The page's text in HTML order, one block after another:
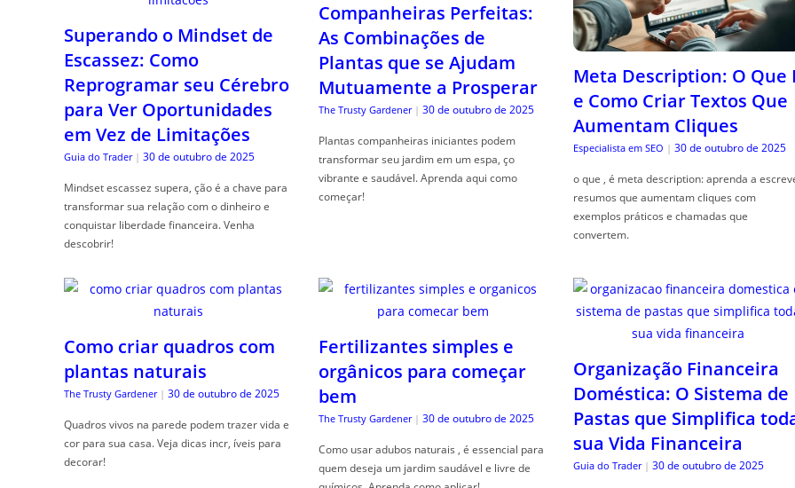
Superando o Mindset de
Escassez: Como
Reprogramar seu Cérebro
para Ver Oportunidades
em Vez de Limitações
Guia do Trader | 30 de outubro de 2025
Mindset escassez supera, ção é a chave para
transformar sua relação com o dinheiro e
conquistar liberdade financeira. Venha
descobrir!
Companheiras Perfeitas:
As Combinações de
Plantas que se Ajudam
Mutuamente a Prosperar
The Trusty Gardener | 30 de outubro de 2025
Plantas companheiras iniciantes podem
transformar seu jardim em um espa, ço
vibrante e saudável. Aprenda aqui como
começar!
Meta Description: O Que
e Como Criar Textos Que
Aumentam Cliques
Especialista em SEO | 30 de outubro de 2025
o que , é meta description: aprenda a
resumos que aumentam cliques com
exemplos práticos e chamadas que
convertem.
Como criar quadros com
plantas naturais
The Trusty Gardener | 30 de outubro de 2025
Quadros vivos na parede podem trazer vida e
cor para sua casa. Veja dicas incr, íveis para
decorar!
Fertilizantes simples e
orgânicos para começar
bem
The Trusty Gardener | 30 de outubro de 2025
Como usar adubos naturais , é essencial para
quem deseja um jardim saudável e livre de
Organização Financeira
Doméstica: O Sistema de
Pastas que Simplifica
sua Vida Financeira
Guia do Trader | 30 de outubro de 2025